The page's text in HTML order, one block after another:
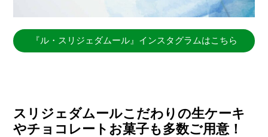
『ル・スリジェダムール』インスタグラムはこちら
スリジェダムールこだわりの生ケーキ
やチョコレートお菓子も多数ご用意！